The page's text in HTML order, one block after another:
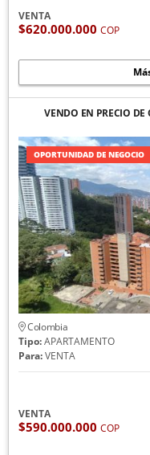
VENTA
$620.000.000 COP
VENDO EN PRECIO
OPORTUNIDAD DE NEGOCIO
Colombia
Tipo:APARTAMENTO
Para:VENTA
VENTA
$590.000.000 COP